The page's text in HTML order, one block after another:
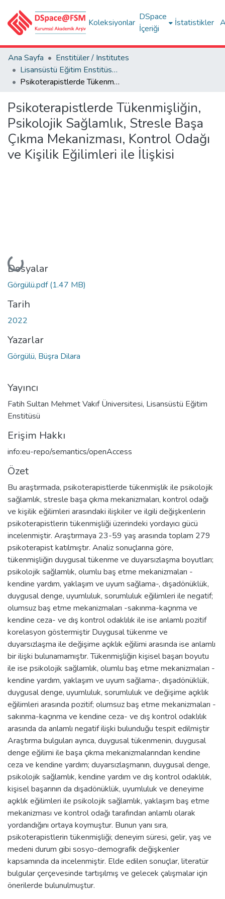
Koleksiyonlar
DSpace
İçeriği
İstatistikler
Ana Sayfa
Enstitüler / Institutes
Lisansüstü Eğitim Enstitüsü Tez Koleksiyonu
Psikoterapistlerde Tükenmişliğin, Psikolojik Sağlamlık, Stresle Başa Çıkma Mekanizması, Kontrol Odağı ve Kişilik Eğilimleri ile İlişkisi
Psikoterapistlerde Tükenmişliğin,
Psikolojik Sağlamlık, Stresle Başa
Çıkma Mekanizması, Kontrol Odağı
ve Kişilik Eğilimleri ile İlişkisi
Yükleniyor...
Dosyalar
Görgülü.pdf(1.47 MB)
Tarih
2022
Yazarlar
Görgülü, Büşra Dilara
Yayıncı
Fatih Sultan Mehmet Vakıf Üniversitesi, Lisansüstü Eğitim
Enstitüsü
Erişim Hakkı
info:eu-repo/semantics/openAccess
Özet
Bu araştırmada, psikoterapistlerde tükenmişlik ile psikolojik
sağlamlık, stresle başa çıkma mekanizmaları, kontrol odağı
ve kişilik eğilimleri arasındaki ilişkiler ve ilgili değişkenlerin
psikoterapistlerin tükenmişliği üzerindeki yordayıcı gücü
incelenmiştir. Araştırmaya 23-59 yaş arasında toplam 279
psikoterapist katılmıştır. Analiz sonuçlarına göre,
tükenmişliğin duygusal tükenme ve duyarsızlaşma boyutları;
psikolojik sağlamlık, olumlu baş etme mekanizmaları -
kendine yardım, yaklaşım ve uyum sağlama-, dışadönüklük,
duygusal denge, uyumluluk, sorumluluk eğilimleri ile negatif;
olumsuz baş etme mekanizmaları -sakınma-kaçınma ve
kendine ceza- ve dış kontrol odaklılık ile ise anlamlı pozitif
korelasyon göstermiştir Duygusal tükenme ve
duyarsızlaşma ile değişime açıklık eğilimi arasında ise anlamlı
bir ilişki bulunamamıştır. Tükenmişliğin kişisel başarı boyutu
ile ise psikolojik sağlamlık, olumlu baş etme mekanizmaları -
kendine yardım, yaklaşım ve uyum sağlama-, dışadönüklük,
duygusal denge, uyumluluk, sorumluluk ve değişime açıklık
eğilimleri arasında pozitif; olumsuz baş etme mekanizmaları -
sakınma-kaçınma ve kendine ceza- ve dış kontrol odaklılık
arasında da anlamlı negatif ilişki bulunduğu tespit edilmiştir
Araştırma bulguları ayrıca, duygusal tükenmenin, duygusal
denge eğilimi ile başa çıkma mekanizmalarından kendine
ceza ve kendine yardım; duyarsızlaşmanın, duygusal denge,
psikolojik sağlamlık, kendine yardım ve dış kontrol odaklılık,
kişisel başarının da dışadönüklük, uyumluluk ve deneyime
açıklık eğilimleri ile psikolojik sağlamlık, yaklaşım baş etme
mekanizması ve kontrol odağı tarafından anlamlı olarak
yordandığını ortaya koymuştur. Bunun yanı sıra,
psikoterapistlerin tükenmişliği; deneyim süresi, gelir, yaş ve
medeni durum gibi sosyo-demografik değişkenler
kapsamında da incelenmiştir. Elde edilen sonuçlar, literatür
bulgular çerçevesinde tartışılmış ve gelecek çalışmalar için
önerilerde bulunulmuştur.